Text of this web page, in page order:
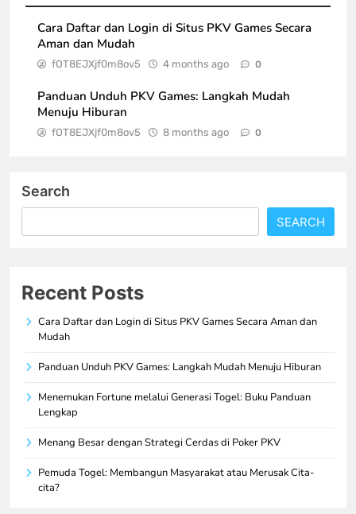
Cara Daftar dan Login di Situs PKV Games Secara
Aman dan Mudah
fOT8EJXjf0m8ov5 4 months ago 0
Panduan Unduh PKV Games: Langkah Mudah
Menuju Hiburan
fOT8EJXjf0m8ov5 8 months ago 0
Search
SEARCH
Recent Posts
Cara Daftar dan Login di Situs PKV Games Secara Aman dan
Mudah
Panduan Unduh PKV Games: Langkah Mudah Menuju Hiburan
Menemukan Fortune melalui Generasi Togel: Buku Panduan
Lengkap
Menang Besar dengan Strategi Cerdas di Poker PKV
Pemuda Togel: Membangun Masyarakat atau Merusak Cita-
cita?